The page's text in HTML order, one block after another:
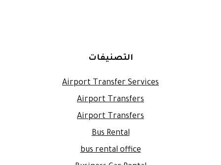
التصنيفات
Airport Transfer Services
Airport Transfers
Airport Transfers
Bus Rental
bus rental office